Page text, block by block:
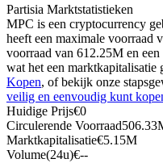
USDC-futures
Futures met USDC als
Partisia Marktstatistieken
MPC is een cryptocurrency
heeft een maximale voorraad
voorraad van 612.25M en
wat het een
Kopen, of bekijk onze
veilig en eenvoudig kunt
Huidige Prijs€0
Circulerende Voorraad
Marktkapitalisatie€5.15M
Volume(24u)€--